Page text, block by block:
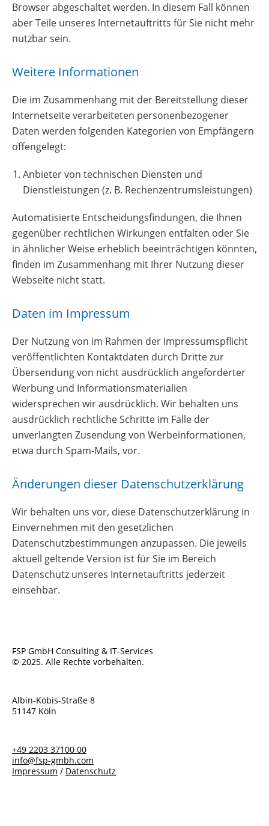
Browser abgeschaltet werden. In diesem Fall können
aber Teile unseres Internetauftritts für Sie nicht mehr
nutzbar sein.
Weitere Informationen
Die im Zusammenhang mit der Bereitstellung dieser
Internetseite verarbeiteten personenbezogener
Daten werden folgenden Kategorien von Empfängern
offengelegt:
Anbieter von technischen Diensten und
Dienstleistungen (z. B. Rechenzentrumsleistungen)
Automatisierte Entscheidungsfindungen, die Ihnen
gegenüber rechtlichen Wirkungen entfalten oder Sie
in ähnlicher Weise erheblich beeinträchtigen könnten,
finden im Zusammenhang mit Ihrer Nutzung dieser
Webseite nicht statt.
Daten im Impressum
Der Nutzung von im Rahmen der Impressumspflicht
veröffentlichten Kontaktdaten durch Dritte zur
Übersendung von nicht ausdrücklich angeforderter
Werbung und Informationsmaterialien
widersprechen wir ausdrücklich. Wir behalten uns
ausdrücklich rechtliche Schritte im Falle der
unverlangten Zusendung von Werbeinformationen,
etwa durch Spam-Mails, vor.
Änderungen dieser Datenschutzerklärung
Wir behalten uns vor, diese Datenschutzerklärung in
Einvernehmen mit den gesetzlichen
Datenschutzbestimmungen anzupassen. Die jeweils
aktuell geltende Version ist für Sie im Bereich
Datenschutz unseres Internetauftritts jederzeit
einsehbar.
FSP GmbH Consulting & IT-Services
© 2025. Alle Rechte vorbehalten.
Albin-Köbis-Straße 8
51147 Köln
+49 2203 37100 00
info@fsp-gmbh.com
Impressum / Datenschutz